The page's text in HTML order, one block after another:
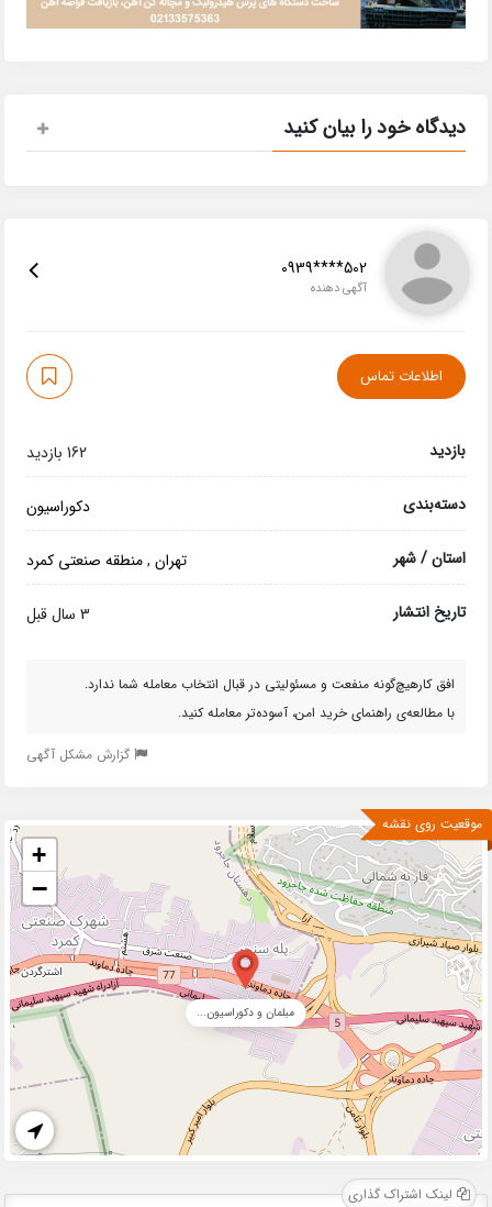
دیدگاه خود را بیان کنید
0939****502
آگهی دهنده
اطلاعات تماس
بازدید 162 بازدید
دسته‌بندی دکوراسیون
استان / شهر تهران,منطقه صنعتی کمرد
تاریخ انتشار 3 سال قبل
افق کارهیچ‌گونه منفعت و مسئولیتی در قبال انتخاب معامله شما ندارد.
با مطالعه‌ی راهنمای خرید امن، آسوده‌تر معامله کنید.
گزارش مشکل آگهی
موقعیت روی نقشه
مبلمان و دکوراسیون...
+
−
لینک اشتراک گذاری